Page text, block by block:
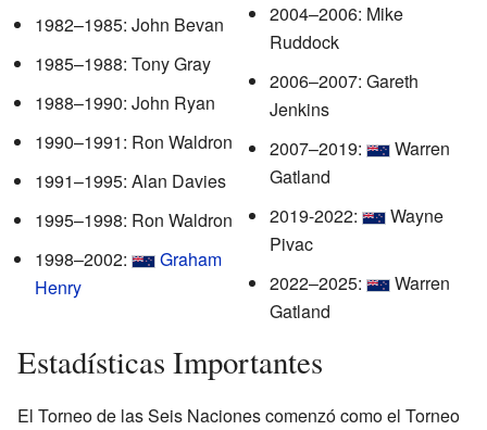
1982–1985: John Bevan
1985–1988: Tony Gray
1988–1990: John Ryan
1990–1991: Ron Waldron
1991–1995: Alan Davies
1995–1998: Ron Waldron
1998–2002:
Graham
Henry
2004–2006: Mike
Ruddock
2006–2007: Gareth
Jenkins
2007–2019:
Warren
Gatland
2019-2022:
Wayne
Pivac
2022–2025:
Warren
Gatland
Estadísticas Importantes
El Torneo de las Seis Naciones comenzó como el Torneo